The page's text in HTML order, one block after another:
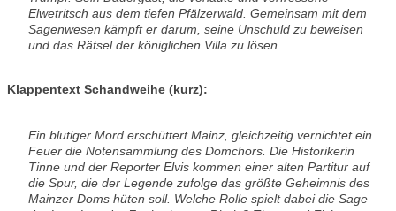
Elwetritsch aus dem tiefen Pfälzerwald. Gemeinsam mit dem
Sagenwesen kämpft er darum, seine Unschuld zu beweisen
und das Rätsel der königlichen Villa zu lösen.
Klappentext Schandweihe (kurz):
Ein blutiger Mord erschüttert Mainz, gleichzeitig vernichtet ein
Feuer die Notensammlung des Domchors. Die Historikerin
Tinne und der Reporter Elvis kommen einer alten Partitur auf
die Spur, die der Legende zufolge das größte Geheimnis des
Mainzer Doms hüten soll. Welche Rolle spielt dabei die Sage